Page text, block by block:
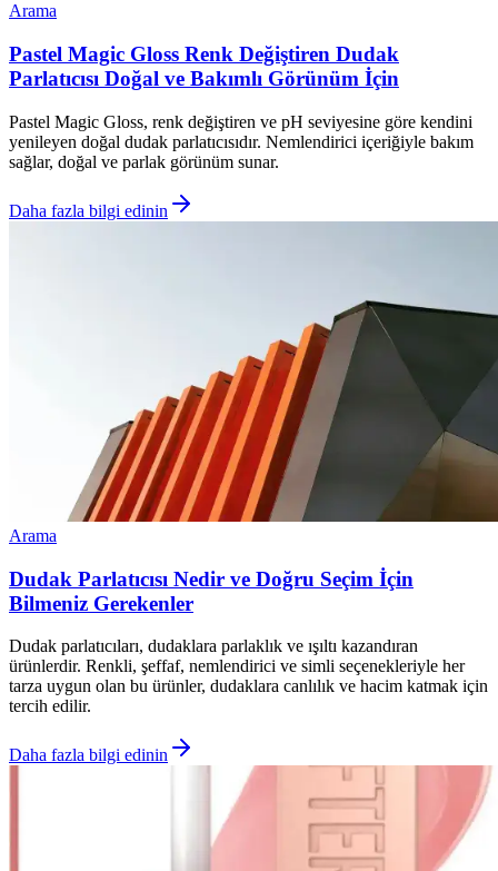
Arama
Pastel Magic Gloss Renk Değiştiren Dudak
Parlatıcısı Doğal ve Bakımlı Görünüm İçin
Pastel Magic Gloss, renk değiştiren ve pH seviyesine göre kendini
yenileyen doğal dudak parlatıcısıdır. Nemlendirici içeriğiyle bakım
sağlar, doğal ve parlak görünüm sunar.
Daha fazla bilgi edinin
Arama
Dudak Parlatıcısı Nedir ve Doğru Seçim İçin
Bilmeniz Gerekenler
Dudak parlatıcıları, dudaklara parlaklık ve ışıltı kazandıran
ürünlerdir. Renkli, şeffaf, nemlendirici ve simli seçenekleriyle her
tarza uygun olan bu ürünler, dudaklara canlılık ve hacim katmak için
tercih edilir.
Daha fazla bilgi edinin